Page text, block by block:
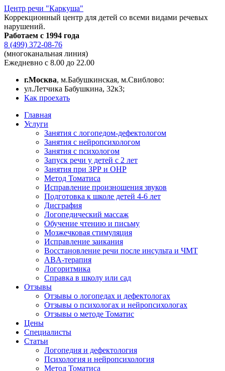
Центр речи "Каркуша"
Коррекционный центр для детей со всеми видами речевых
нарушений.
Работаем с 1994 года
8 (499) 372-08-76
(многоканальная линия)
Ежедневно с 8.00 до 22.00
г.Москва, м.Бабушкинская, м.Свиблово:
ул.Летчика Бабушкина, 32к3;
Как проехать
Главная
Услуги
Занятия с логопедом-дефектологом
Занятия с нейропсихологом
Занятия с психологом
Запуск речи у детей с 2 лет
Занятия при ЗРР и ОНР
Метод Томатиса
Исправление произношения звуков
Подготовка к школе детей 4-6 лет
Дисграфия
Логопедический массаж
Обучение чтению и письму
Мозжечковая стимуляция
Исправление заикания
Восстановление речи после инсульта и ЧМТ
ABA-терапия
Логоритмика
Справка в школу или сад
Отзывы
Отзывы о логопедах и дефектологах
Отзывы о психологах и нейропсихологах
Отзывы о методе Томатис
Цены
Специалисты
Статьи
Логопедия и дефектология
Психология и нейропсихология
Метод Томатиса